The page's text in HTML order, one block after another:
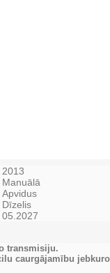
2013
Manuālā
Apvidus
Dīzelis
05.2027
transmisiju.
caurgājamību